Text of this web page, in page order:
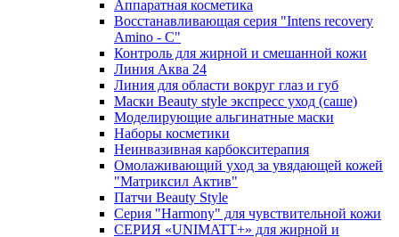
Аппаратная косметика
Восстанавливающая серия "Intens recovery
Amino - C"
Контроль для жирной и смешанной кожи
Линия Аква 24
Линия для области вокруг глаз и губ
Маски Beauty style экспресс уход (саше)
Моделирующие альгинатные маски
Наборы косметики
Неинвазивная карбокситерапия
Омолаживающий уход за увядающей кожей
"Матриксил Актив"
Патчи Beauty Style
Серия "Harmony" для чувствительной кожи
СЕРИЯ «UNIMATT+» для жирной и